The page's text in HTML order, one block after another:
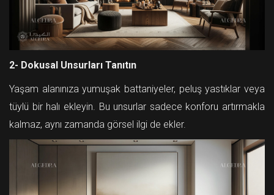
2- Dokusal Unsurları Tanıtın
Yaşam alanınıza yumuşak battaniyeler, peluş yastıklar veya
tüylü bir halı ekleyin. Bu unsurlar sadece konforu artırmakla
kalmaz, aynı zamanda görsel ilgi de ekler.